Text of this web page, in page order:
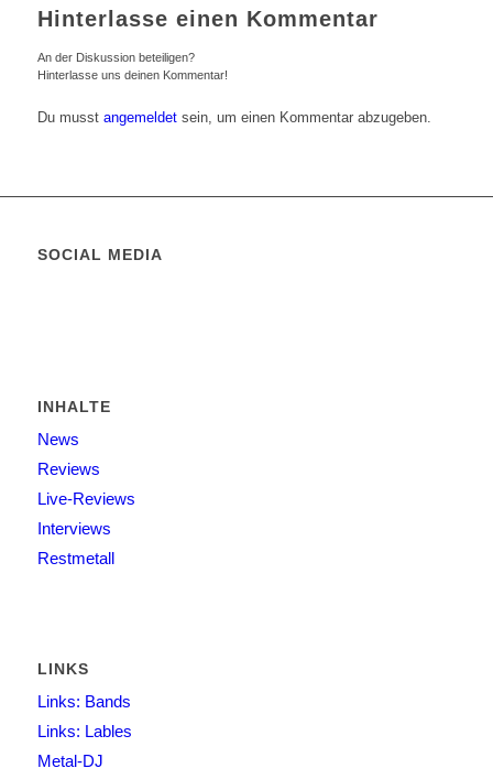
Hinterlasse einen Kommentar
An der Diskussion beteiligen?
Hinterlasse uns deinen Kommentar!
Du musst angemeldetsein, um einen Kommentar abzugeben.
SOCIAL MEDIA
INHALTE
News
Reviews
Live-Reviews
Interviews
Restmetall
LINKS
Links: Bands
Links: Lables
Metal-DJ